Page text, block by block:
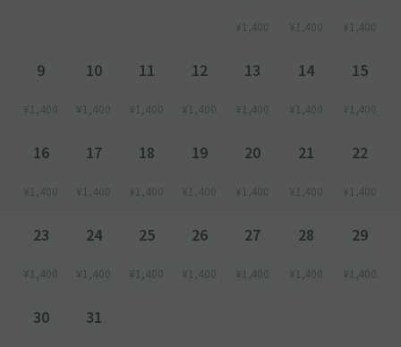
¥1,400 ¥1,400 ¥1,400
9
¥1,400
10
¥1,400
11
¥1,400
12
¥1,400
13
¥1,400
14
¥1,400
15
¥1,400
16
¥1,400
17
¥1,400
18
¥1,400
19
¥1,400
20
¥1,400
21
¥1,400
22
¥1,400
23
¥1,400
24
¥1,400
25
¥1,400
26
¥1,400
27
¥1,400
28
¥1,400
29
¥1,400
30 31